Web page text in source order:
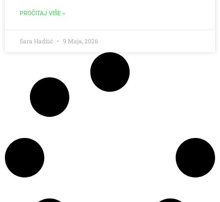
PROČITAJ VIŠE »
Sara Hadžić 9 Maja, 2026